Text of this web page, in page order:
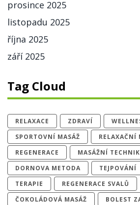
prosince 2025
listopadu 2025
října 2025
září 2025
Tag Cloud
RELAXACE ZDRAVÍ
SPORTOVNÍ MASÁŽ
RELAXAČNÍ
REGENERACE
MASÁŽNÍ
DORNOVA METODA
TEJPOVÁNÍ
TERAPIE
REGENERACE SVALŮ
ČOKOLÁDOVÁ MASÁŽ
BOLEST